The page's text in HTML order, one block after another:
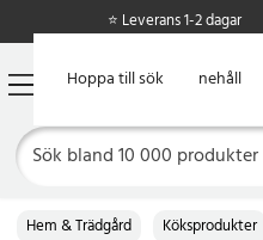
Hoppa till huvudinnehåll
Hoppa till sök
⭐ Leverans 1-2 dagar
Hem & Trädgård Köksprodukter